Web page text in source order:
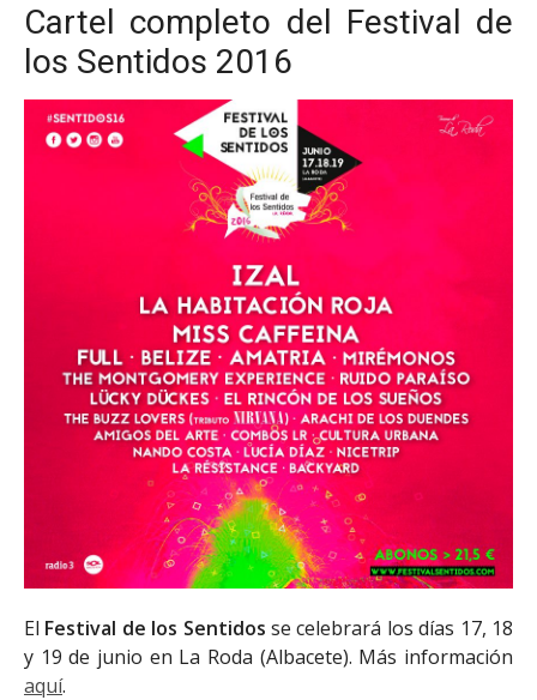
Cartel completo del Festival de
los Sentidos 2016
El Festival de los Sentidos se celebrará los días 17, 18
y 19 de junio en La Roda (Albacete). Más información
aquí.